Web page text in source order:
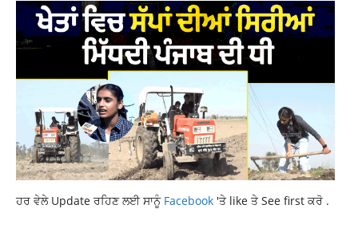
ਹਰ ਵੇਲੇ Update ਰਹਿਣ ਲਈ ਸਾਨੂੰ Facebook 'ਤੇ like ਤੇ See first ਕਰੋ .